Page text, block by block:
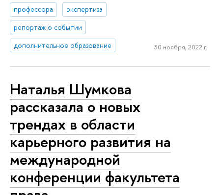
профессора
экспертиза
репортаж о событии
дополнительное образование
30 ноября, 2022 г.
Наталья Шумкова
рассказала о новых
трендах в области
карьерного развития на
международной
конференции факультета